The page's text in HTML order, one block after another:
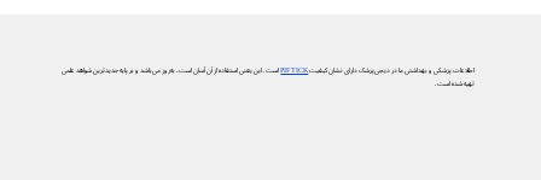
اطلاعات پزشکی و بهداشتی ما در دیجی‌پزشک دارای نشان کیفیتPIF TICKاست. این یعنی استفاده از آن آسان است، به‌روز می‌باشد و بر پایه جدیدترین شواهد علمی
تهیه شده است.